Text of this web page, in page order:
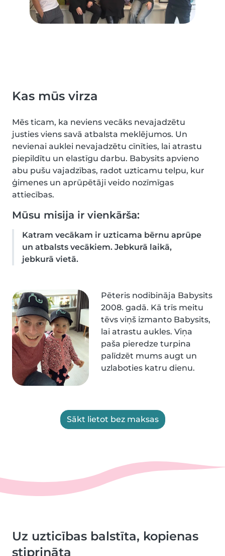
Kas mūs virza
Mēs ticam, ka neviens vecāks nevajadzētu
justies viens savā atbalsta meklējumos. Un
nevienai auklei nevajadzētu cīnīties, lai atrastu
piepildītu un elastīgu darbu. Babysits apvieno
abu pušu vajadzības, radot uzticamu telpu, kur
ģimenes un aprūpētāji veido nozīmīgas
attiecības.
Mūsu misija ir vienkārša:
Katram vecākam ir uzticama bērnu aprūpe
un atbalsts vecākiem. Jebkurā laikā,
jebkurā vietā.
Pēteris nodibināja Babysits
2008. gadā. Kā trīs meitu
tēvs viņš izmanto Babysits,
lai atrastu aukles. Viņa
paša pieredze turpina
palīdzēt mums augt un
uzlaboties katru dienu.
Sākt lietot bez maksas
Uz uzticības balstīta, kopienas
stiprināta